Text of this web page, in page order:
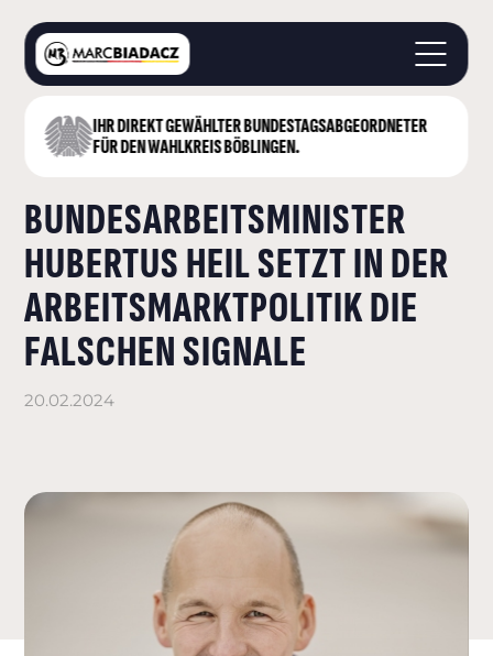
IHR DIREKT GEWÄHLTER BUNDESTAGS­ABGEORDNETER
FÜR DEN WAHLKREIS BÖBLINGEN.
STARTSEITE
LANDKREIS BÖBLINGEN
DEUTSCHER BUNDESTAG
AKTUELLES
KONTAKT
BUNDESARBEITSMINISTER
HUBERTUS HEIL SETZT IN DER
ARBEITSMARKTPOLITIK DIE
FALSCHEN SIGNALE
20.02.2024